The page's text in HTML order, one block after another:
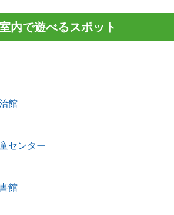
内で遊べるスポット
館
センター
館